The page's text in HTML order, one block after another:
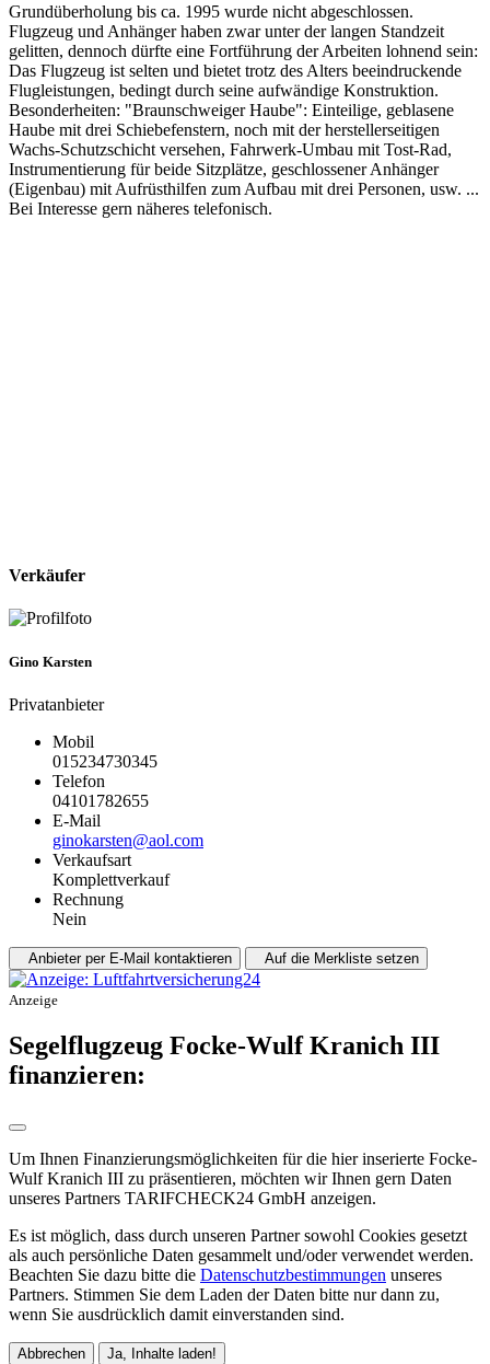
Grundüberholung bis ca. 1995 wurde nicht abgeschlossen.
Flugzeug und Anhänger haben zwar unter der langen Standzeit
gelitten, dennoch dürfte eine Fortführung der Arbeiten lohnend sein:
Das Flugzeug ist selten und bietet trotz des Alters beeindruckende
Flugleistungen, bedingt durch seine aufwändige Konstruktion.
Besonderheiten: "Braunschweiger Haube": Einteilige, geblasene
Haube mit drei Schiebefenstern, noch mit der herstellerseitigen
Wachs-Schutzschicht versehen, Fahrwerk-Umbau mit Tost-Rad,
Instrumentierung für beide Sitzplätze, geschlossener Anhänger
(Eigenbau) mit Aufrüsthilfen zum Aufbau mit drei Personen, usw. ...
Bei Interesse gern näheres telefonisch.
Verkäufer
Gino Karsten
Privatanbieter
Mobil
543037432510
Telefon
55628710140
E-Mail
moc.loa@netsrakonig
Verkaufsart
Komplettverkauf
Rechnung
Nein
Anbieter per E-Mail kontaktieren Auf die Merkliste setzen
Anzeige
Segelflugzeug Focke-Wulf Kranich III
finanzieren:
Um Ihnen Finanzierungsmöglichkeiten für die hier inserierte Focke-
Wulf Kranich III zu präsentieren, möchten wir Ihnen gern Daten
unseres Partners TARIFCHECK24 GmbH anzeigen.
Es ist möglich, dass durch unseren Partner sowohl Cookies gesetzt
als auch persönliche Daten gesammelt und/oder verwendet werden.
Beachten Sie dazu bitte die Datenschutzbestimmungen unseres
Partners. Stimmen Sie dem Laden der Daten bitte nur dann zu,
wenn Sie ausdrücklich damit einverstanden sind.
Abbrechen Ja, Inhalte laden!